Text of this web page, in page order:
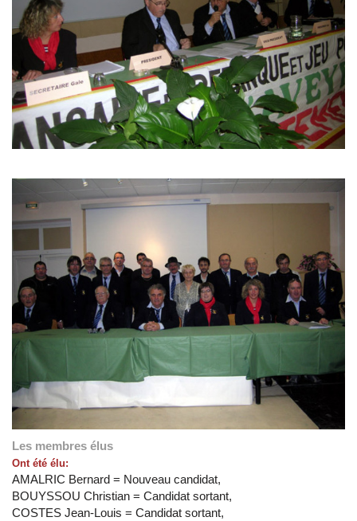
Les membres élus
Ont été élu:
AMALRIC Bernard = Nouveau candidat,
BOUYSSOU Christian = Candidat sortant,
COSTES Jean-Louis = Candidat sortant,